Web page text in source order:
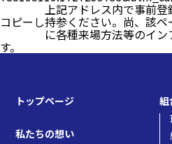
上記アドレス内で事前登録
コピーし持参ください。尚、該
に各種来場方法等のインフ
す。
トップページ
私たちの想い
組